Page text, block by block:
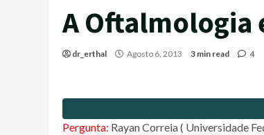
A Oftalmologia
dr_erthal Agosto 6, 2013 3 min read 4
Pergunta: Rayan Correia ( Universidade